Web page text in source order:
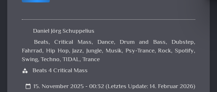
Daniel Jörg Schuppelius
Beats, Critical Mass, Dance, Drum and Bass, Dubstep,
Fahrrad, Hip Hop,Jazz, Jungle, Musik, Psy-Trance,Rock, Spotify,
Swing,Techno,TIDAL,Trance
category Beats 4 Critical Mass
calendar_today 15. November 2025 - 00:32 (Letztes Update: 14. Februar 2026)